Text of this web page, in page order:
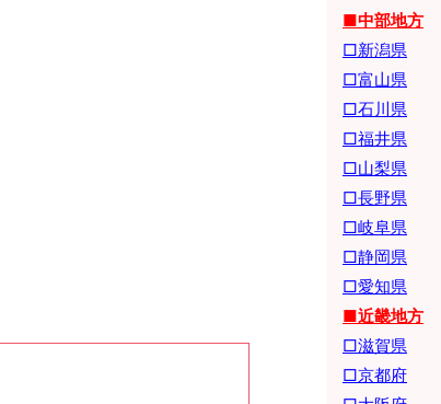
■中部地方
□新潟県
□富山県
□石川県
□福井県
□山梨県
□長野県
□岐阜県
□静岡県
□愛知県
■近畿地方
□滋賀県
□京都府